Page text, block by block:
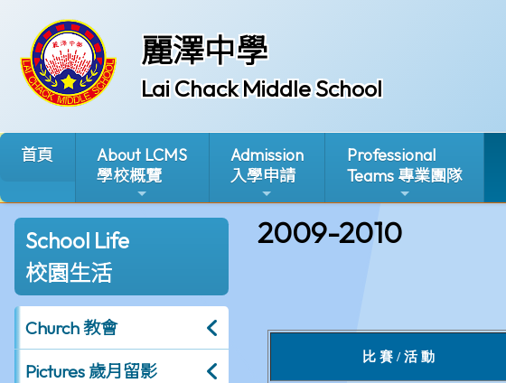
麗澤中學
Lai Chack Middle School
首頁
About LCMS
學校概覽
Admission
入學申請
Professional
Teams 專業團隊
School Life
校園生活
Church 教會
Pictures 歲月留影
2009-2010